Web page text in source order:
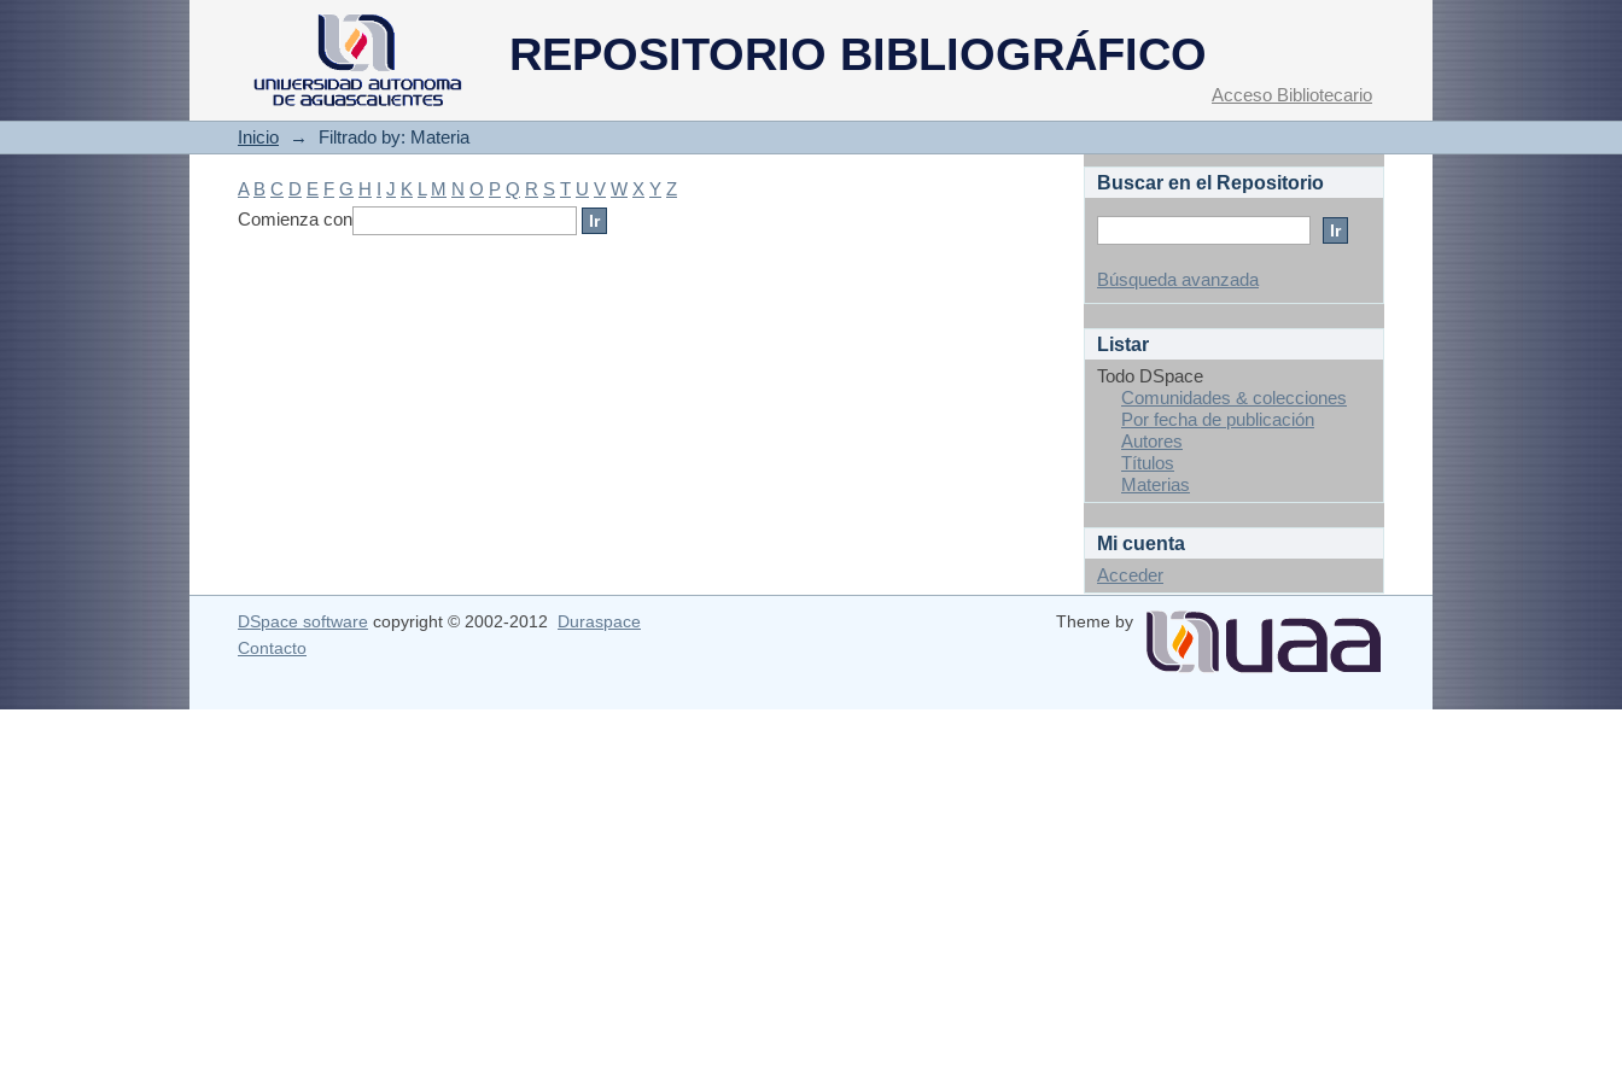
REPOSITORIO BIBLIOGRÁFICO
Filtrado by: Materia
Acceso Bibliotecario
Inicio → Filtrado by: Materia
A B C D E F G H I J K L M N O P Q R S T U V W X Y Z
Comienza con
Buscar en el Repositorio
Búsqueda avanzada
Listar
Todo DSpace
Comunidades & colecciones
Por fecha de publicación
Autores
Títulos
Materias
Mi cuenta
Acceder
DSpace software copyright © 2002-2012 Duraspace
Theme by
Contacto